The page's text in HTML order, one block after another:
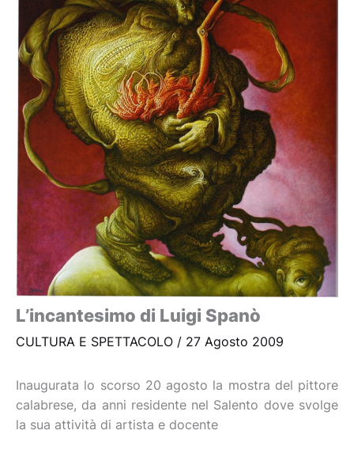
L’incantesimo di Luigi Spanò
CULTURA E SPETTACOLO / 27 Agosto 2009
Inaugurata lo scorso 20 agosto la mostra del pittore
calabrese, da anni residente nel Salento dove svolge
la sua attività di artista e docente